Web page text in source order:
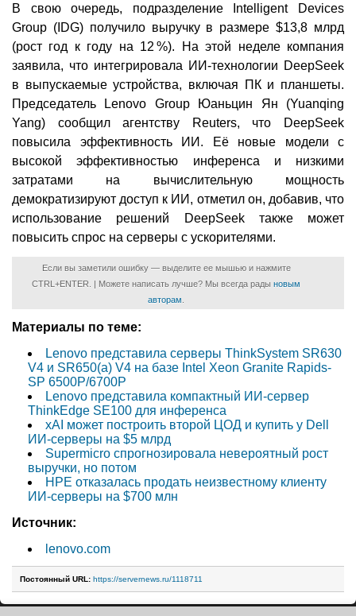
В свою очередь, подразделение Intelligent Devices
Group (IDG) получило выручку в размере $13,8 млрд
(рост год к году на 12 %). На этой неделе компания
заявила, что интегрировала ИИ-технологии DeepSeek
в выпускаемые устройства, включая ПК и планшеты.
Председатель Lenovo Group Юаньцин Ян (Yuanqing
Yang) сообщил агентству Reuters, что DeepSeek
повысила эффективность ИИ. Её новые модели с
высокой эффективностью инференса и низкими
затратами на вычислительную мощность
демократизируют доступ к ИИ, отметил он, добавив, что
использование решений DeepSeek также может
повысить спрос на серверы с ускорителями.
Если вы заметили ошибку — выделите ее мышью и нажмите
CTRL+ENTER. | Можете написать лучше? Мы всегда рады новым
авторам
Материалы по теме:
Lenovo представила серверы ThinkSystem SR630
V4 и SR650(a) V4 на базе Intel Xeon Granite Rapids-
SP 6500P/6700P
Lenovo представила компактный ИИ-сервер
ThinkEdge SE100 для инференса
xAI может построить второй ЦОД и купить у Dell
ИИ-серверы на $5 млрд
Supermicro спрогнозировала невероятный рост
выручки, но потом
HPE отказалась продать неизвестному клиенту
ИИ-серверы на $700 млн
Источник:
lenovo.com
Постоянный URL: https://servernews.ru/1118711